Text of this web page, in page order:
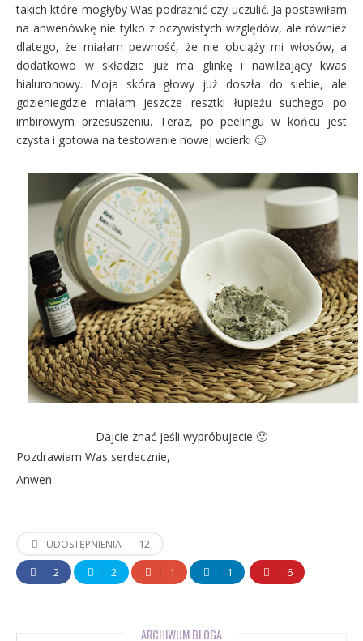
takich które mogłyby Was podrażnić czy uczulić. Ja postawiłam
na anwenówkę nie tylko z oczywistych względów, ale również
dlatego, że miałam pewność, że nie obciąży mi włosów, a
dodatkowo w składzie już ma glinkę i nawilżający kwas
hialuronowy. Moja skóra głowy już doszła do siebie, ale
gdzieniegdzie miałam jeszcze resztki łupieżu suchego po
imbirowym przesuszeniu. Teraz, po peelingu w końcu jest
czysta i gotowa na testowanie nowej wcierki 🙂
Dajcie znać jeśli wypróbujecie 🙂
Pozdrawiam Was serdecznie,
Anwen
UDOSTĘPNIENIA
12
2
2 1 1 6
ARCHIWUM BLOGA